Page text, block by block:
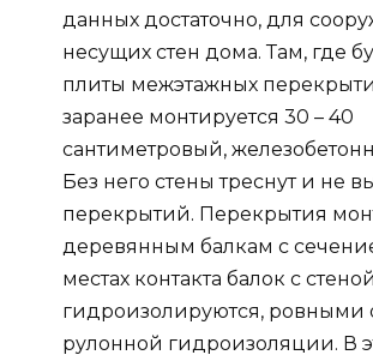
данных достаточно, для
несущих стен дома. Там, где
плиты межэтажных
заранее монтируется 30 – 40
сантиметровый,
Без него стены треснут и не
перекрытий. Перекрытия
деревянным балкам с
местах контакта балок с
гидроизолируются, ровными
рулонной гидроизоляции. В